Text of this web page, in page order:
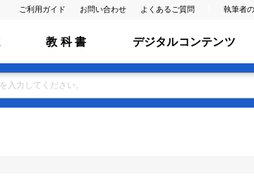
ご利用ガイド お問い合わせ よくあるご質問 執筆者
教 科 書 デジタルコンテンツ